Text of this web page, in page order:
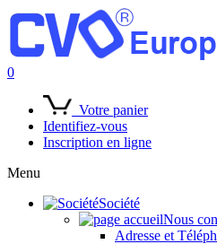
0
Votre panier
Identifiez-vous
Inscription en ligne
Menu
Société
Nous
Adresse et